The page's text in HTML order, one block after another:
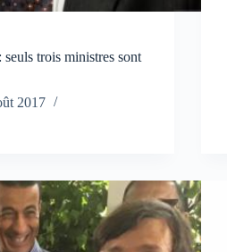
trois ministres sont
2017